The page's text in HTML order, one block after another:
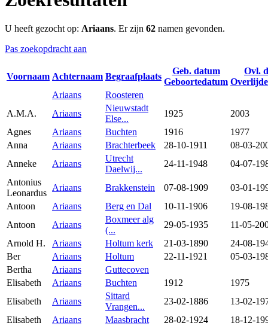
U heeft gezocht op: Ariaans. Er zijn 62 namen gevonden.
Pas zoekopdracht aan
Voornaam Achternaam Begraafplaats
Geb. datum
Geboortedatum
Ovl.
Ariaans
Roosteren
A.M.A.
Ariaans
Nieuwstadt
Else...
1925
2003
Agnes
Ariaans Buchten 1916
1977
Anna
Ariaans Brachterbeek 28-10-1911
08-03-
Anneke
Ariaans
Utrecht
Daelwij...
24-11-1948
04-07-
Antonius
Leonardus
Ariaans Brakkenstein 07-08-1909
03-01-
Antoon
Ariaans Berg en Dal 10-11-1906
19-08-
Antoon
Ariaans
Boxmeer alg
(...
29-05-1935
11-05-
Arnold H.
Ariaans Holtum kerk 21-03-1890
24-08-
Ber
Ariaans Holtum 22-11-1921
05-03-
Bertha
Ariaans
Guttecoven
Elisabeth
Ariaans Buchten 1912
1975
Elisabeth
Ariaans
Sittard
Vrangen...
23-02-1886
13-02-
Elisabeth
Ariaans Maasbracht 28-02-1924
18-12-